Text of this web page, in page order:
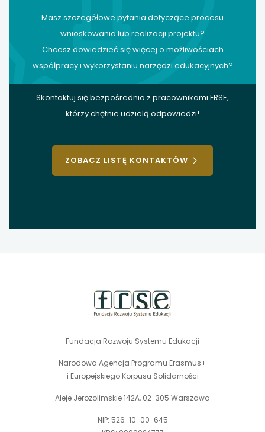
Masz szczegółowe pytania dotyczące procesu
wnioskowania lub realizacji projektu?
Chcesz dowiedzieć się więcej o możliwościach
współpracy i wykorzystaniu narzędzi edukacyjnych?
Skontaktuj się bezpośrednio z pracownikami FRSE,
którzy chętnie udzielą odpowiedzi!
ZOBACZ LISTĘ KONTAKTÓW
Fundacja Rozwoju Systemu Edukacji
Narodowa Agencja Programu Erasmus+
i Europejskiego Korpusu Solidarności
Aleje Jerozolimskie 142A, 02-305 Warszawa
NIP: 526-10-00-645